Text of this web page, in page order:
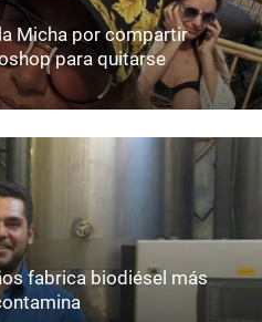
Micha por compartir
para quitarse
fabrica biodiésel más